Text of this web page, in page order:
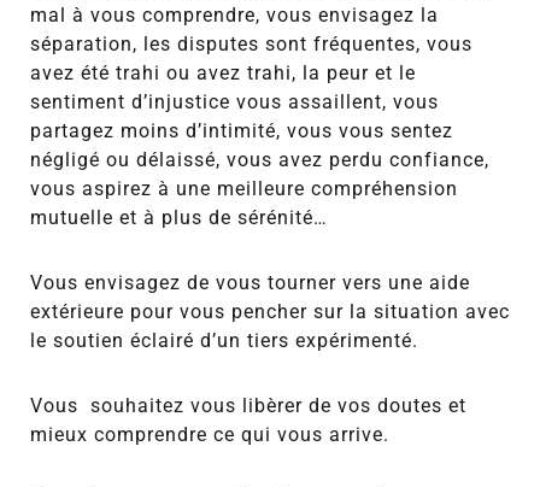
mal à vous comprendre, vous envisagez la
séparation, les disputes sont fréquentes, vous
avez été trahi ou avez trahi, la peur et le
sentiment d’injustice vous assaillent, vous
partagez moins d’intimité, vous vous sentez
négligé ou délaissé, vous avez perdu confiance,
vous aspirez à une meilleure compréhension
mutuelle et à plus de sérénité…
Vous envisagez de vous tourner vers une aide
extérieure pour vous pencher sur la situation avec
le soutien éclairé d’un tiers expérimenté.
Vous souhaitez vous libèrer de vos doutes et
mieux comprendre ce qui vous arrive.